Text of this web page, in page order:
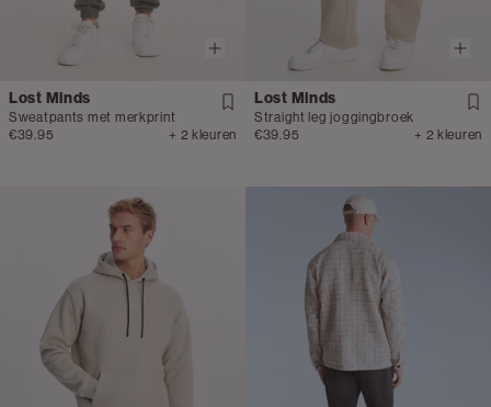
Lost Minds
Sweatpants met merkprint
€39.95
+ 2 kleuren
Lost Minds
Straight leg joggingbroek
€39.95
+ 2 kleuren